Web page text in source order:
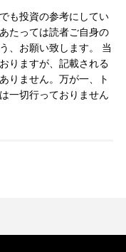
も投資の参考にしてい
たっては読者ご自身の
、お願い致します。 当
りますが、記載される
りません。万が一、ト
一切行っておりません